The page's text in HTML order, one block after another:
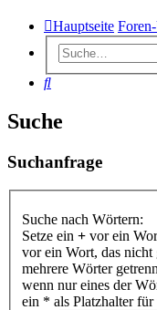
Hauptseite
Suche
Suche
Suchanfrage
Suche nach Wörtern:
Setze ein + vor ein
vor ein Wort, das
mehrere Wörter
wenn nur eines der
ein * als Platzhalter